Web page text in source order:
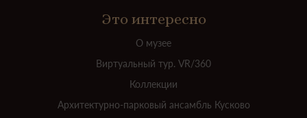
Это интересно
О музее
Виртуальный тур. VR/360
Коллекции
Архитектурно-парковый ансамбль Кусково